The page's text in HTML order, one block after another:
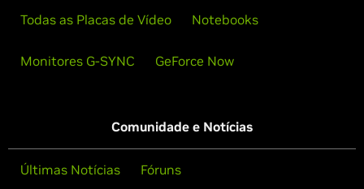
Todas as Placas de Vídeo Notebooks
Monitores G-SYNC GeForce Now
Comunidade e Notícias
Últimas Notícias Fóruns